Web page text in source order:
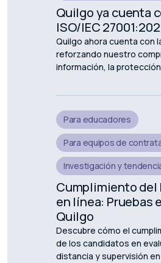
Quilgo ya cuenta
ISO/IEC
Quilgo ahora cuenta con
reforzando nuestro
información, la
Para educadores
Para equipos de
Investigación y
Cumplimiento del
en línea: Pruebas
Quilgo
Descubre cómo el
de los candidatos en
distancia y supervisión